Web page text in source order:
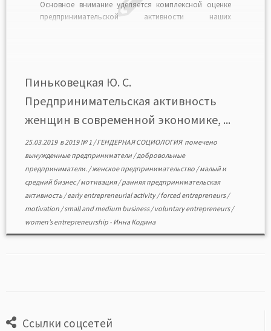
Основное внимание уделяется комплексной оценке
предпринимательской активности наших
предпринимательства, а также соответствующего
национального отчета за 2016 г. Сделаны выводы о
высоком […]
Пиньковецкая Ю. С.
Предпринимательская активность
женщин в современной экономике, ...
25.03.2019в2019 № 1 /ГЕНДЕРНАЯ СОЦИОЛОГИЯ помечено
вынужденные предприниматели /добровольные
предприниматели. /женское предпринимательство /малый и
средний бизнес/мотивация/ранняя предпринимательская
активность /early entrepreneurial activity/forced entrepreneurs/
motivation /small and medium business/voluntary entrepreneurs/
women’s entrepreneurship - Инна Кодина
Ссылки соцсетей